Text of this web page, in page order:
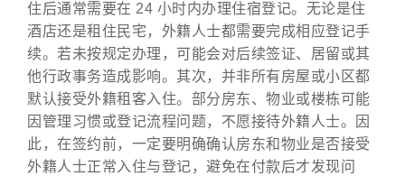
住后通常需要在 24 小时内办理住宿登记。无论是住
酒店还是租住民宅，外籍人士都需要完成相应登记手
续。若未按规定办理，可能会对后续签证、居留或其
他行政事务造成影响。其次，并非所有房屋或小区都
默认接受外籍租客入住。部分房东、物业或楼栋可能
因管理习惯或登记流程问题，不愿接待外籍人士。因
此，在签约前，一定要明确确认房东和物业是否接受
外籍人士正常入住与登记，避免在付款后才发现问